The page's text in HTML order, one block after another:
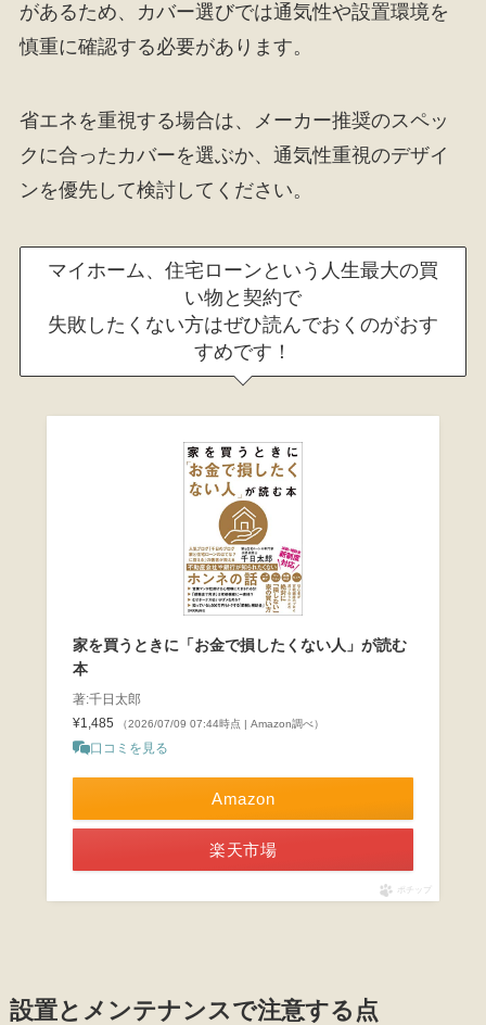
があるため、カバー選びでは通気性や設置環境を
慎重に確認する必要があります。
省エネを重視する場合は、メーカー推奨のスペッ
クに合ったカバーを選ぶか、通気性重視のデザイ
ンを優先して検討してください。
マイホーム、住宅ローンという人生最大の買
い物と契約で
失敗したくない方はぜひ読んでおくのがおす
すめです！
家を買うときに「お金で損したくない人」が読む
本
著:千日太郎
¥1,485
（2026/07/09 07:44時点 | Amazon調べ）
口コミを見る
Amazon
楽天市場
ポチップ
設置とメンテナンスで注意する点